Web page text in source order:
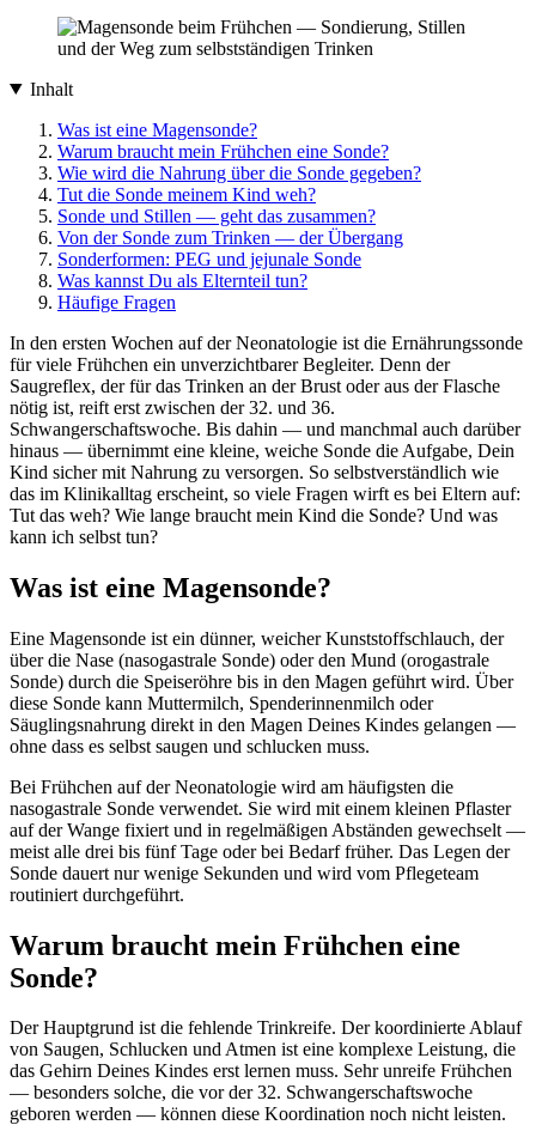
Inhalt
Was ist eine Magensonde?
Warum braucht mein Frühchen eine Sonde?
Wie wird die Nahrung über die Sonde gegeben?
Tut die Sonde meinem Kind weh?
Sonde und Stillen — geht das zusammen?
Von der Sonde zum Trinken — der Übergang
Sonderformen: PEG und jejunale Sonde
Was kannst Du als Elternteil tun?
Häufige Fragen
In den ersten Wochen auf der Neonatologie ist die Ernährungssonde
für viele Frühchen ein unverzichtbarer Begleiter. Denn der
Saugreflex, der für das Trinken an der Brust oder aus der Flasche
nötig ist, reift erst zwischen der 32. und 36.
Schwangerschaftswoche. Bis dahin — und manchmal auch darüber
hinaus — übernimmt eine kleine, weiche Sonde die Aufgabe, Dein
Kind sicher mit Nahrung zu versorgen. So selbstverständlich wie
das im Klinikalltag erscheint, so viele Fragen wirft es bei Eltern auf:
Tut das weh? Wie lange braucht mein Kind die Sonde? Und was
kann ich selbst tun?
Was ist eine Magensonde?
Eine Magensonde ist ein dünner, weicher Kunststoffschlauch, der
über die Nase (nasogastrale Sonde) oder den Mund (orogastrale
Sonde) durch die Speiseröhre bis in den Magen geführt wird. Über
diese Sonde kann Muttermilch, Spenderinnenmilch oder
Säuglingsnahrung direkt in den Magen Deines Kindes gelangen —
ohne dass es selbst saugen und schlucken muss.
Bei Frühchen auf der Neonatologie wird am häufigsten die
nasogastrale Sonde verwendet. Sie wird mit einem kleinen Pflaster
auf der Wange fixiert und in regelmäßigen Abständen gewechselt —
meist alle drei bis fünf Tage oder bei Bedarf früher. Das Legen der
Sonde dauert nur wenige Sekunden und wird vom Pflegeteam
routiniert durchgeführt.
Warum braucht mein Frühchen eine
Sonde?
Der Hauptgrund ist die fehlende Trinkreife. Der koordinierte Ablauf
von Saugen, Schlucken und Atmen ist eine komplexe Leistung, die
das Gehirn Deines Kindes erst lernen muss. Sehr unreife Frühchen
— besonders solche, die vor der 32. Schwangerschaftswoche
geboren werden — können diese Koordination noch nicht leisten.